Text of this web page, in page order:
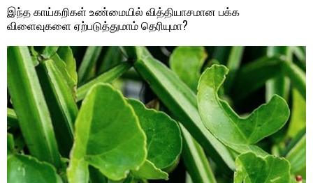
இந்த காய்கறிகள் உண்மையில் வித்தியாசமான பக்க
விளைவுகளை ஏற்படுத்துமாம் தெரியுமா?